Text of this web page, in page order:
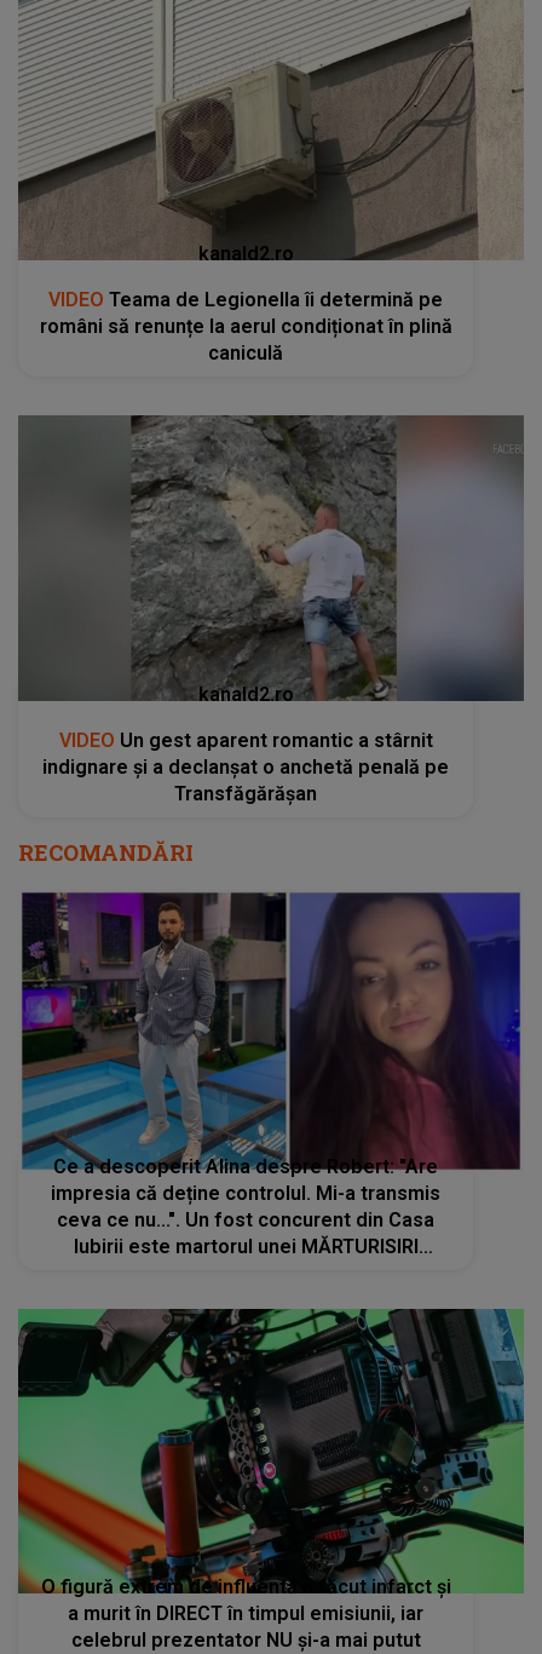
kanald2.ro
VIDEO Teama de Legionella îi determină pe
români să renunțe la aerul condiționat în plină
caniculă
kanald2.ro
VIDEO Un gest aparent romantic a stârnit
indignare și a declanșat o anchetă penală pe
Transfăgărășan
RECOMANDĂRI
Ce a descoperit Alina despre Robert: "Are
impresia că deține controlul. Mi-a transmis
ceva ce nu...". Un fost concurent din Casa
Iubirii este martorul unei MĂRTURISIRI
O figură extrem de influentă a făcut infarct și
a murit în DIRECT în timpul emisiunii, iar
celebrul prezentator NU și-a mai putut